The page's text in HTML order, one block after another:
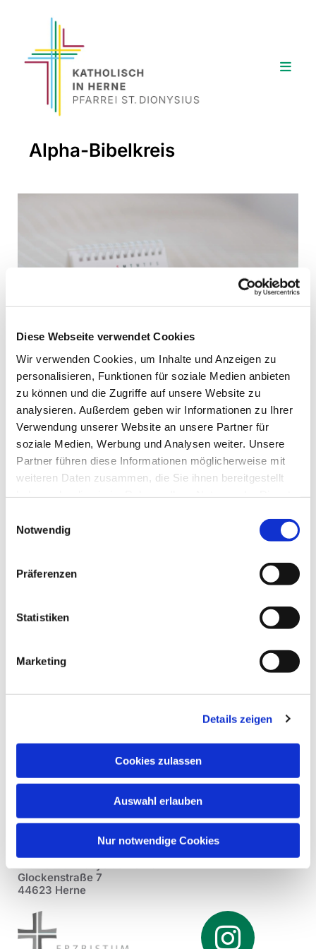
Diese Webseite verwendet Cookies
Wir verwenden Cookies, um Inhalte und Anzeigen zu
personalisieren, Funktionen für soziale Medien anbieten
zu können und die Zugriffe auf unsere Website zu
analysieren. Außerdem geben wir Informationen zu Ihrer
Verwendung unserer Website an unsere Partner für
soziale Medien, Werbung und Analysen weiter. Unsere
Partner führen diese Informationen möglicherweise mit
weiteren Daten zusammen, die Sie ihnen bereitgestellt
Notwendig
Präferenzen
Statistiken
Marketing
Details zeigen
Cookies zulassen
Auswahl erlauben
Nur notwendige Cookies
Alpha-Bibelkreis
Donnerstag, 4. März 2027, 19:15
Uhr
Pfarrzentrum St. Dionysius,
Bahnhofstraße 38, 44623 Herne
Glockenstraße 7
44623 Herne